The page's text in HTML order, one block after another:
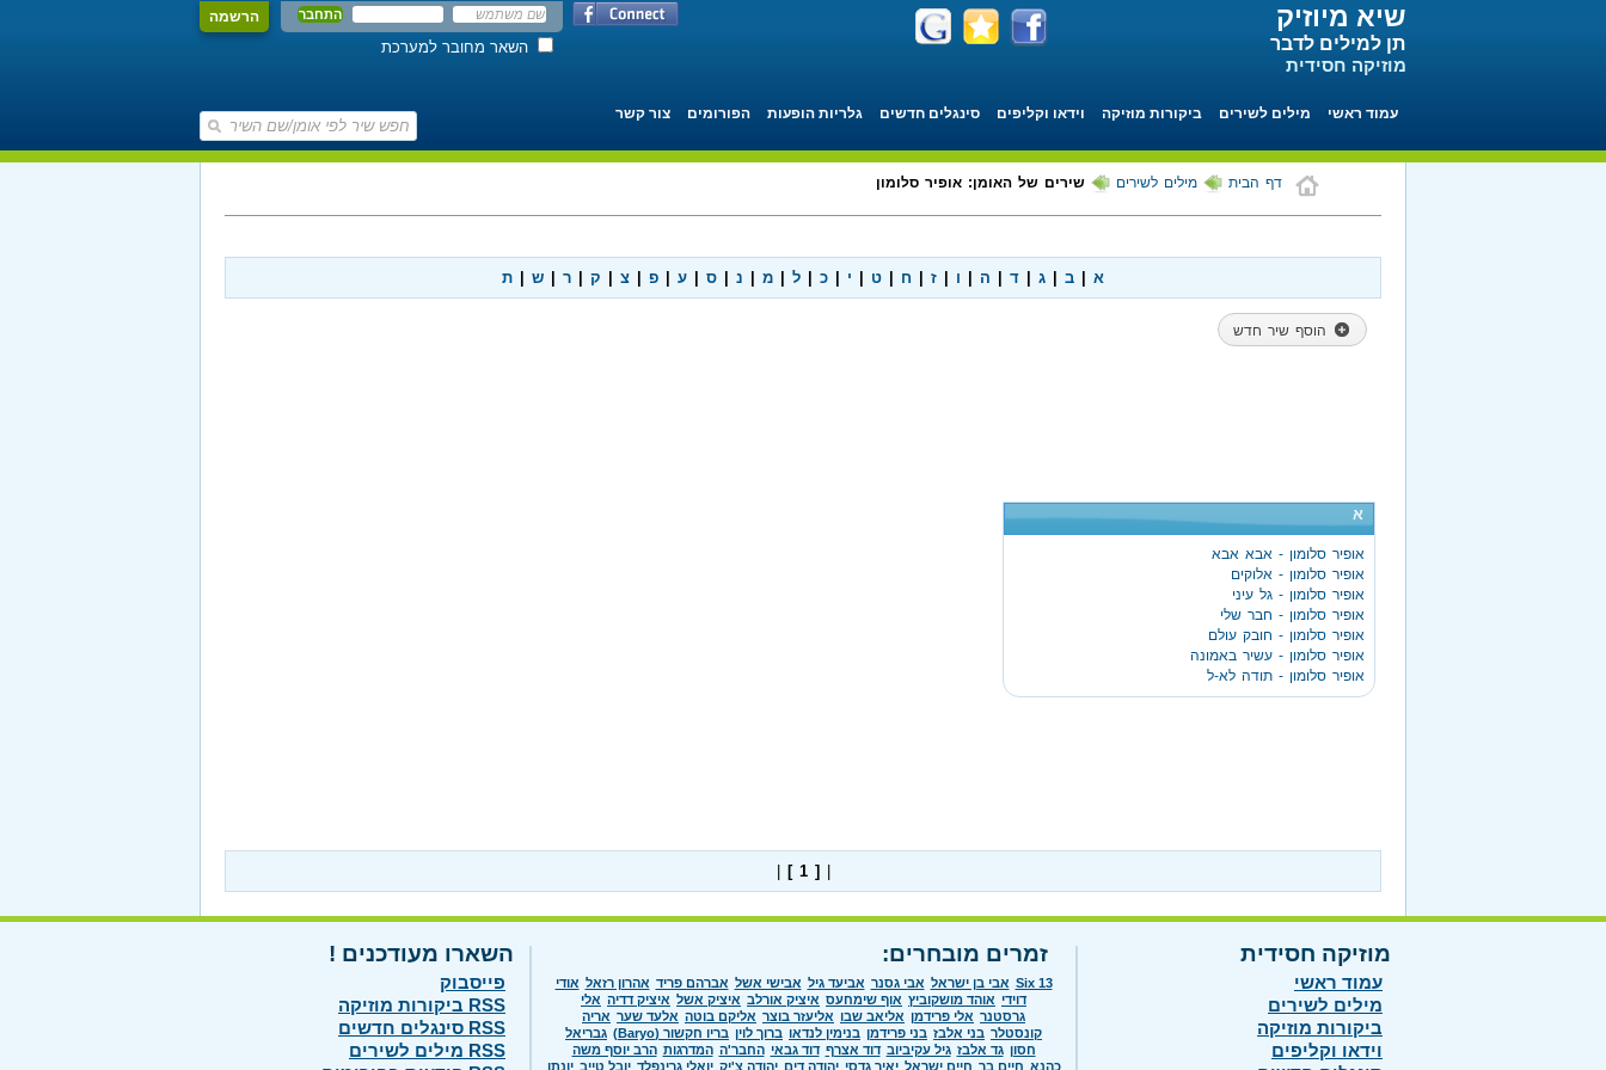
הרשמה
השאר מחובר למערכת
שיא מיוזיק
תן למילים לדבר
מוזיקה חסידית
עמוד ראשי מילים לשירים ביקורות מוזיקה וידאו וקליפים סינגלים חדשים גלריות הופעות הפורומים צור קשר
דף הבית מילים לשירים שירים של האומן: אופיר סלומון
א ב ג ד ה ו ז ח ט י כ ל מ נ ס ע פ צ ק ר ש ת
הוסף שיר חדש
א
אופיר סלומון - אבא אבא
אופיר סלומון - אלוקים
אופיר סלומון - גל עיני
אופיר סלומון - חבר שלי
אופיר סלומון - חובק עולם
אופיר סלומון - עשיר באמונה
אופיר סלומון - תודה לא-ל
[ 1 ]
מוזיקה חסידית
עמוד ראשי
מילים לשירים
ביקורות מוזיקה
וידאו וקליפים
זמרים מובחרים:
Six 13 אבי בן ישראל אבי גסנר אביעד גיל אבישי אשל אברהם פריד אהרון רזאל אודי
דוידי אוהד מושקוביץ אוף שימחעס איציק אורלב איציק אשל איציק דדיה אלי
גרסטנר אלי פרידמן אליאב שבו אליעזר בוצר אליקם בוטה אלעד שער אריה
קונסטלר בני אלבז בני פרידמן בנימין לנדאו ברוך לוין בריו חקשור (Baryo)
גבריאל
חסון גד אלבז גיל עקיביוב דוד אצרף דוד גבאי החבר'ה המדרגות הרב יוסף משה
כהנא חיים בר חיים ישראל יאיר גדסי יהודה דים יהודה צ'יק יואלי גרינפלד יובל טייב יונתן
השארו מעודכנים !
פייסבוק
RSS ביקורות מוזיקה
RSS סינגלים חדשים
RSS מילים לשירים